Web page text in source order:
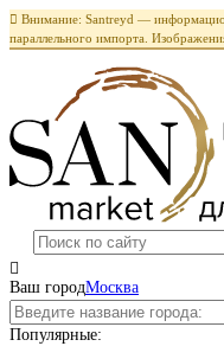
 Внимание: Santreyd —
параллельного импорта.

Ваш городМосква
Популярные: